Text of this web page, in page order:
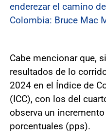
enderezar el camino
Colombia: Bruce Mac
Cabe mencionar que,
resultados de lo
2024 en el Índice de
(ICC), con los del
observa un
porcentuales (pps).